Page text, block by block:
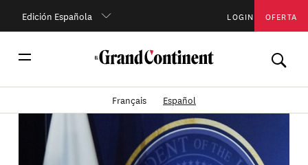
Edición Española LOGIN OFERTA
Français Español